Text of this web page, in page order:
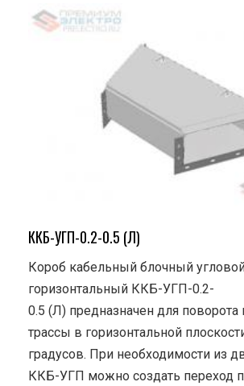
ККБ-УГП-0.2-0.5 (Л)
Короб кабельный блочный
горизонтальный ККБ-УГП-0.2-
0.5 (Л) предназначен для поворота
трассы в горизонтальной
градусов. При необходимости из
ККБ-УГП можно создать переход